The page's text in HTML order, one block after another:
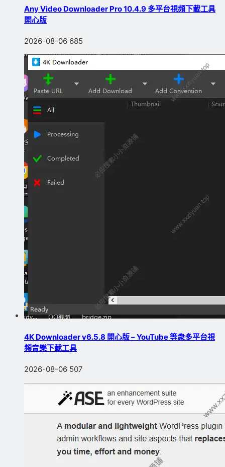
Any Video Downloader Pro 10.4.9 多平台視頻下載工具
開心版
2026-08-06 685
4K Downloader v6.5.8 開心版 – YouTube 等衆多平台視
頻音樂下載工具
2026-08-06 507